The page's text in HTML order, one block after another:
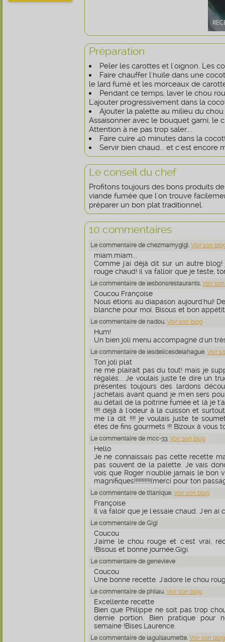
Préparation
Peler les carottes et l'oignon. Les
Faire chauffer l'huile dans une
le lard fumé et les morceaux de
Pendant ce temps, laver le chou
L'ajouter progressivement dans la
Ajouter la palette au milieu du
Assaisonner avec le bouquet garni, le
Attention à ne pas trop saler....
Faire cuire 40 minutes dans la
Servir bien chaud... et c'est encore
Le conseil du chef
Profitons toujours des bons produits
viande fumée que l'on trouve
préparer un bon plat traditionnel.
10 commentaires
Le commentaire de chezmamygigi. Voir son
miam.miam...
Comme j'ai déjà dit sur un autre
rouge chaud! il va falloir que je teste,
Le commentaire de lesbonsrestaurants. Voir
Coucou Françoise
Nous étions au diapason aujourd'hui!
blanche pour moi. Bisous et bon
Le commentaire de nadou. Voir son blog
Hum!
Un bien joli menu accompagné d'un
Le commentaire de lesdelicesdelahague. Voir
Ton joli plat
ne me plairait pas du tout! mais je
régalés... Je voulais juste te dire un
présentes toujours des lardons
j'achetais avant quand je m'en sers
au détail de la poitrine fumée et là je
!!!! déjà à l'odeur à la cuisson et
me l'a dit !!!! je voulais juste te
êtes de fins gourmets !!! Bizoux à vous
Le commentaire de mcc-33. Voir son blog
Hello
Je ne connaissais pas cette recette
pas souvent de la palette. Je vais
vois que Roger n'oublie jamais le bon
magnifiques!!!!!!!!!!!(merci pour ton
Le commentaire de titanique. Voir son blog
Françoise
Il va faloir que je l'essaie chaud. J'en ai
Le commentaire de Gigi
Coucou
J'aime le chou rouge et c'est vrai,
!Bisous et bonne journée.Gigi.
Le commentaire de genevieve
Coucou
Une bonne recette. J'adore le chou
Le commentaire de philau. Voir son blog
Excellente recette
Bien que Philippe ne soit pas trop
demie portion. Bien pratique pour
semaine !Bises.Laurence.
Le commentaire de laguillaumette. Voir son blog